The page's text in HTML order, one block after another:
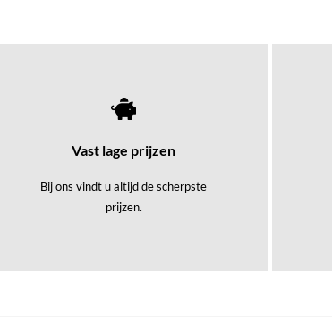
Vast lage prijzen
Bij ons vindt u altijd de scherpste
prijzen.